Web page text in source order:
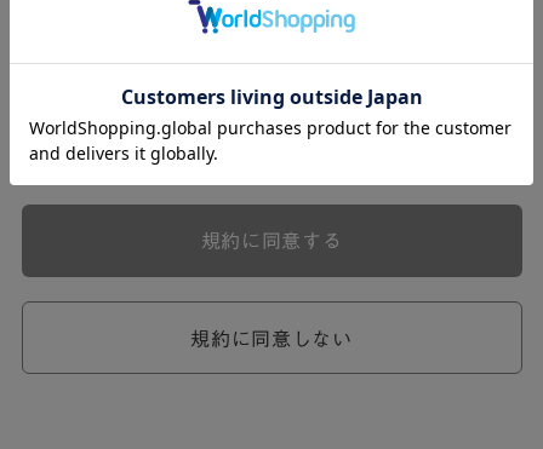
する一連のサービスに関し、弊社が次条の定めに従い入会
本規約は、会員と弊社との間のサービスの利用に関わる一
切の関係に適用されるものとします。
弊社が一連のサービスを提供するにあたり、本規約のほ
ら個別規定はその名称のいかんに関わらず、本規約の一部
めが優先されるものとします。
規約に同意しない
規約に同意する